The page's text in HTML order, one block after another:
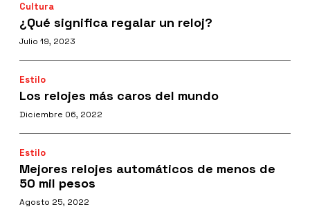
Cultura
¿Qué significa regalar un reloj?
Julio 19, 2023
Estilo
Los relojes más caros del mundo
Diciembre 06, 2022
Estilo
Mejores relojes automáticos de menos de
50 mil pesos
Agosto 25, 2022